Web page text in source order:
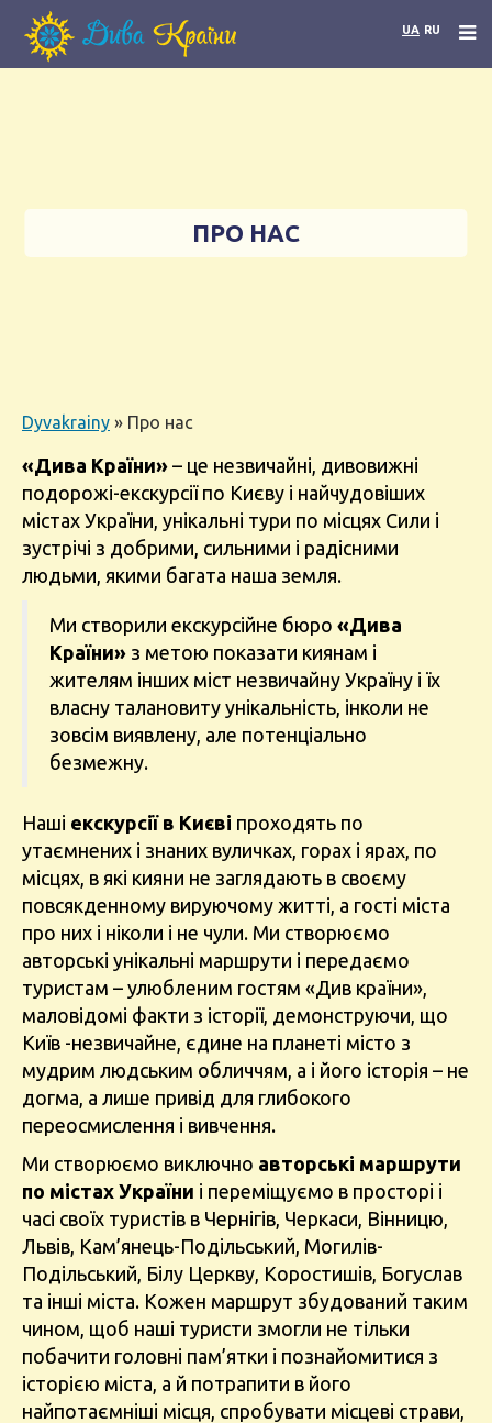
UA RU
ПРО НАС
Dyvakrainy » Про нас
«Дива Країни» – це незвичайні, дивовижні
подорожі-екскурсії по Києву і найчудовіших
містах України, унікальні тури по місцях Сили і
зустрічі з добрими, сильними і радісними
людьми, якими багата наша земля.
Ми створили екскурсійне бюро «Дива
Країни» з метою показати киянам і
жителям інших міст незвичайну Україну і їх
власну талановиту унікальність, інколи не
зовсім виявлену, але потенціально
безмежну.
Наші екскурсії в Києві проходять по
утаємнених і знаних вуличках, горах і ярах, по
місцях, в які кияни не заглядають в своєму
повсякденному вируючому житті, а гості міста
про них і ніколи і не чули. Ми створюємо
авторські унікальні маршрути і передаємо
туристам – улюбленим гостям «Див країни»,
маловідомі факти з історії, демонструючи, що
Київ -незвичайне, єдине на планеті місто з
мудрим людським обличчям, а і його історія – не
догма, а лише привід для глибокого
переосмислення і вивчення.
Ми створюємо виключно авторські маршрути
по містах України і переміщуємо в просторі і
часі своїх туристів в Чернігів, Черкаси, Вінницю,
Львів, Кам’янець-Подільський, Могилів-
Подільський, Білу Церкву, Коростишів, Богуслав
та інші міста. Кожен маршрут збудований таким
чином, щоб наші туристи змогли не тільки
побачити головні пам’ятки і познайомитися з
історією міста, а й потрапити в його
найпотаємніші місця, спробувати місцеві страви,